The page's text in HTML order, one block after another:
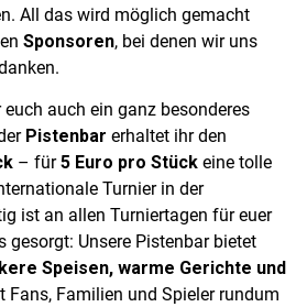
All das wird möglich gemacht
Sponsoren, bei denen wir uns
auch ein ganz besonderes
Pistenbar erhaltet ihr den
– für5 Euro pro Stück eine tolle
Turnier in der
ist an allen Turniertagen für euer
gesorgt: Unsere Pistenbar bietet
Speisen, warme Gerichte und
Fans, Familien und Spieler rundum